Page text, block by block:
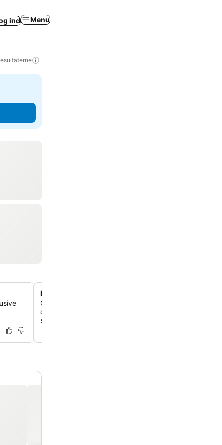
ind Menu
Robotiseret bagageopbevaringssystem
Oplev det nye YOBOT, en topmoderne robotarm, der
opbevarer din bagage og tilbyder en ubesværet og
selvbetjeningsoplevelse ved ankomst eller afrejse.